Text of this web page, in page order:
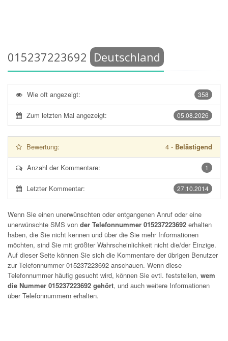
015237223692 Deutschland
358
Wie oft angezeigt:
05.08.2026
Zum letzten Mal angezeigt:
Bewertung: 4 - Belästigend
1
Anzahl der Kommentare:
27.10.2014
Letzter Kommentar:
Wenn Sie einen unerwünschten oder entgangenen Anruf oder eine
unerwünschte SMS von der Telefonnummer 015237223692 erhalten
haben, die Sie nicht kennen und über die Sie mehr Informationen
möchten, sind Sie mit größter Wahrscheinlichkeit nicht die/der Einzige.
Auf dieser Seite können Sie sich die Kommentare der übrigen Benutzer
zur Telefonnummer015237223692 anschauen. Wenn diese
Telefonnummer häufig gesucht wird, können Sie evtl. feststellen, wem
die Nummer 015237223692 gehört, und auch weitere Informationen
über Telefonnummern erhalten.